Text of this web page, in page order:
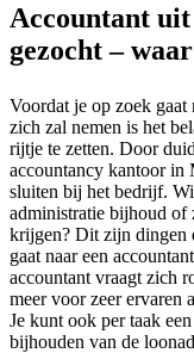
Accountant
gezocht –
Voordat je op zoek gaat
zich zal nemen is het
rijtje te zetten. Door
accountancy kantoor in
sluiten bij het bedrijf.
administratie bijhoud of
krijgen? Dit zijn dingen
gaat naar een
accountant vraagt zich
meer voor zeer ervaren
Je kunt ook per taak
bijhouden van de